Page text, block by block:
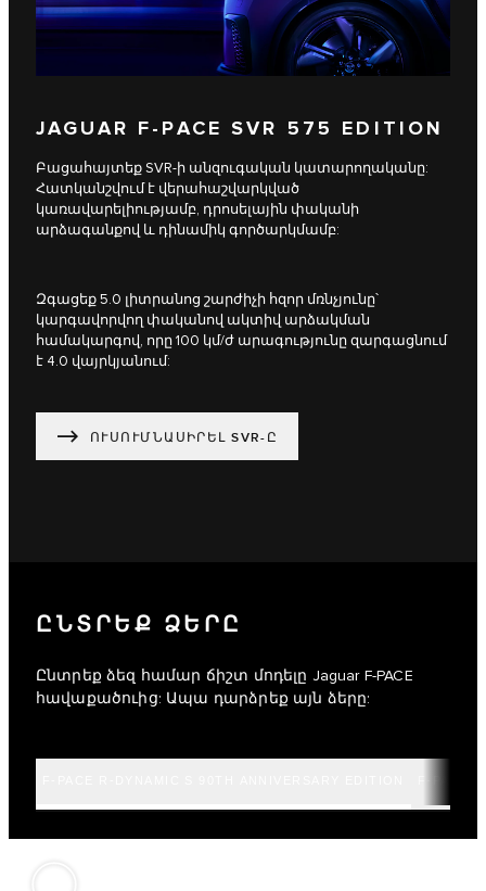
JAGUAR F-PACE SVR 575 EDITION
Բացահայտեք SVR-ի անզուգական կատարողականը:
Հատկանշվում է վերահաշվարկված
կառավարելիությամբ, դրոսելային փականի
արձագանքով և դինամիկ գործարկմամբ:
Զգացեք 5.0 լիտրանոց շարժիչի հզոր մռնչյունը՝
կարգավորվող փականով ակտիվ արձակման
համակարգով, որը 100 կմ/ժ արագությունը զարգացնում
է 4.0 վայրկյանում:
ՈՒՍՈՒՄՆԱՍԻՐԵԼ SVR-Ը
ԸՆՏՐԵՔ ՁԵՐԸ
Ընտրեք ձեզ համար ճիշտ մոդելը Jaguar F-PACE
հավաքածուից: Ապա դարձրեք այն ձերը: